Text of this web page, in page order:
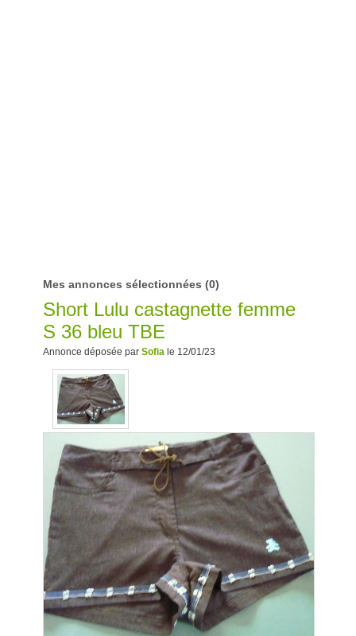
Mes annonces sélectionnées (0)
Short Lulu castagnette femme
S 36 bleu TBE
Annonce déposée par Sofia le 12/01/23